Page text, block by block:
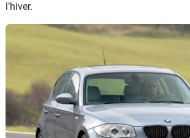
l’hiver.